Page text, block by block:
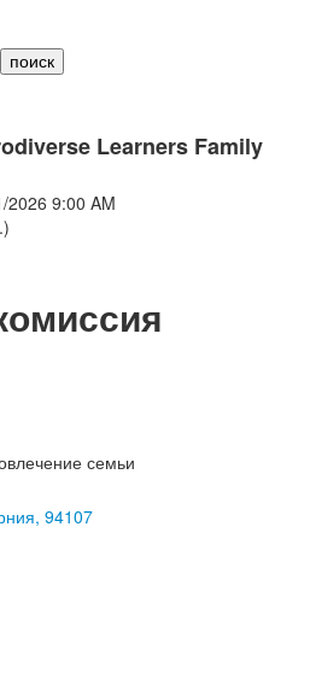
Learners Family
2026 9:00 AM
семьи
94107